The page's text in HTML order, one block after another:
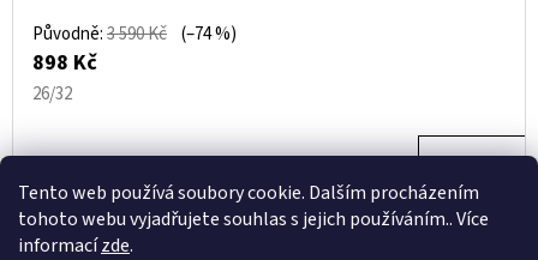
Tento web používá soubory cookie. Dalším procházením
tohoto webu vyjadřujete souhlas s jejich používáním.. Více
informacízde.
Původně:3 590 Kč (–74 %)
898 Kč
26/32